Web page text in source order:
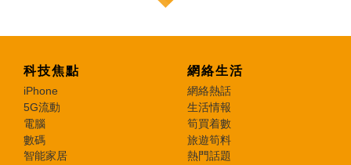
科技焦點
iPhone
5G流動
電腦
數碼
智能家居
網絡生活
網絡熱話
生活情報
筍買着數
旅遊筍料
熱門話題